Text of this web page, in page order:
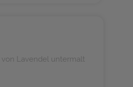
Lavendel untermalt